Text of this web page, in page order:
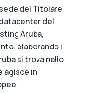
del Titolare
del
Aruba,
elaborando i
si trova nello
agisce in